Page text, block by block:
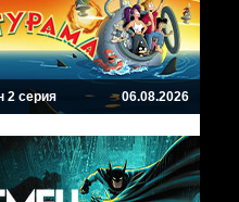
2 серия 06.08.2026